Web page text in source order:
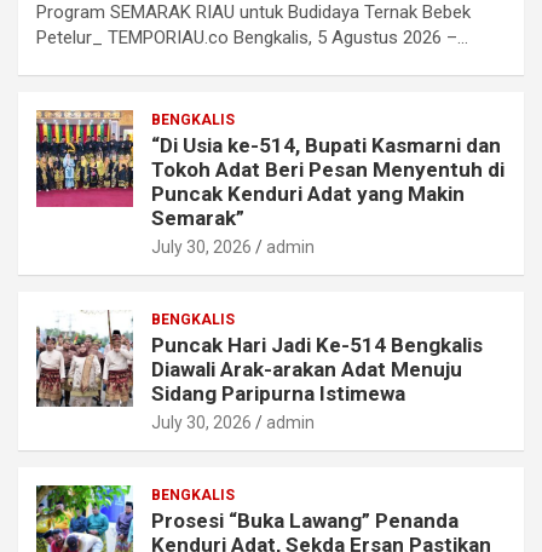
Program SEMARAK RIAU untuk Budidaya Ternak Bebek
Petelur_ TEMPORIAU.co Bengkalis, 5 Agustus 2026 –…
BENGKALIS
“Di Usia ke-514, Bupati Kasmarni dan
Tokoh Adat Beri Pesan Menyentuh di
Puncak Kenduri Adat yang Makin
Semarak”
July 30, 2026 admin
BENGKALIS
Puncak Hari Jadi Ke-514 Bengkalis
Diawali Arak-arakan Adat Menuju
Sidang Paripurna Istimewa
July 30, 2026 admin
BENGKALIS
Prosesi “Buka Lawang” Penanda
Kenduri Adat, Sekda Ersan Pastikan